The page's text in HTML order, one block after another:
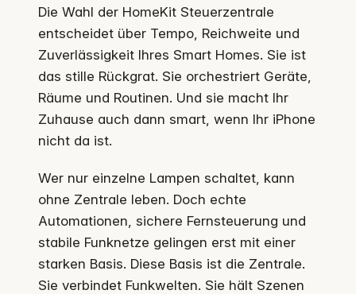
Die Wahl der HomeKit Steuerzentrale
entscheidet über Tempo, Reichweite und
Zuverlässigkeit Ihres Smart Homes. Sie ist
das stille Rückgrat. Sie orchestriert Geräte,
Räume und Routinen. Und sie macht Ihr
Zuhause auch dann smart, wenn Ihr iPhone
nicht da ist.
Wer nur einzelne Lampen schaltet, kann
ohne Zentrale leben. Doch echte
Automationen, sichere Fernsteuerung und
stabile Funknetze gelingen erst mit einer
starken Basis. Diese Basis ist die Zentrale.
Sie verbindet Funkwelten. Sie hält Szenen